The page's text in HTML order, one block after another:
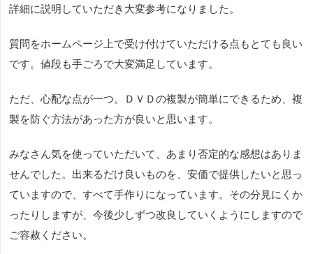
詳細に説明していただき大変参考になりました。
質問をホームページ上で受け付けていただける点もとても良い
です。値段も手ごろで大変満足しています。
ただ、心配な点が一つ。ＤＶＤの複製が簡単にできるため、複
製を防ぐ方法があった方が良いと思います。
みなさん気を使っていただいて、あまり否定的な感想はありま
せんでした。出来るだけ良いものを、安価で提供したいと思っ
ていますので、すべて手作りになっています。その分見にくか
ったりしますが、今後少しずつ改良していくようにしますので
ご容赦ください。